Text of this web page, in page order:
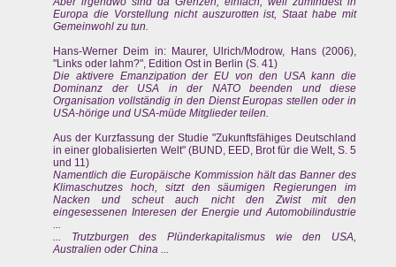
Europa die Vorstellung nicht auszurotten ist, Staat habe mit
Gemeinwohl zu tun.
Hans-Werner Deim in: Maurer, Ulrich/Modrow, Hans (2006),
"Links oder lahm?", Edition Ost in Berlin (S. 41)
Die aktivere Emanzipation der EU von den USA kann die
Dominanz der USA in der NATO beenden und diese
Organisation vollständig in den Dienst Europas stellen oder in
USA-hörige und USA-müde Mitglieder teilen.
Aus der Kurzfassung der Studie "Zukunftsfähiges Deutschland
in einer globalisierten Welt" (BUND, EED, Brot für die Welt, S. 5
und 11)
Namentlich die Europäische Kommission hält das Banner des
Klimaschutzes hoch, sitzt den säumigen Regierungen im
Nacken und scheut auch nicht den Zwist mit den
eingesessenen Interesen der Energie und Automobilindustrie
...
... Trutzburgen des Plünderkapitalismus wie den USA,
Australien oder China ...